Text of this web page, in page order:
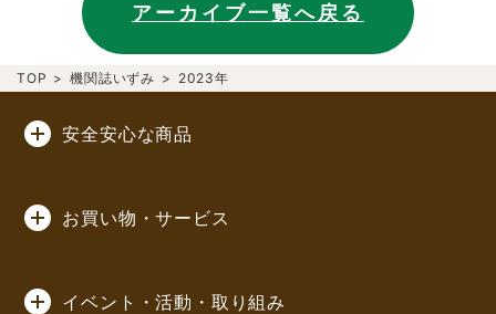
TOP > 機関誌いずみ > 2023年
アーカイブ一覧へ戻る
安全安心な商品
お買い物・サービス
イベント・活動・取り組み